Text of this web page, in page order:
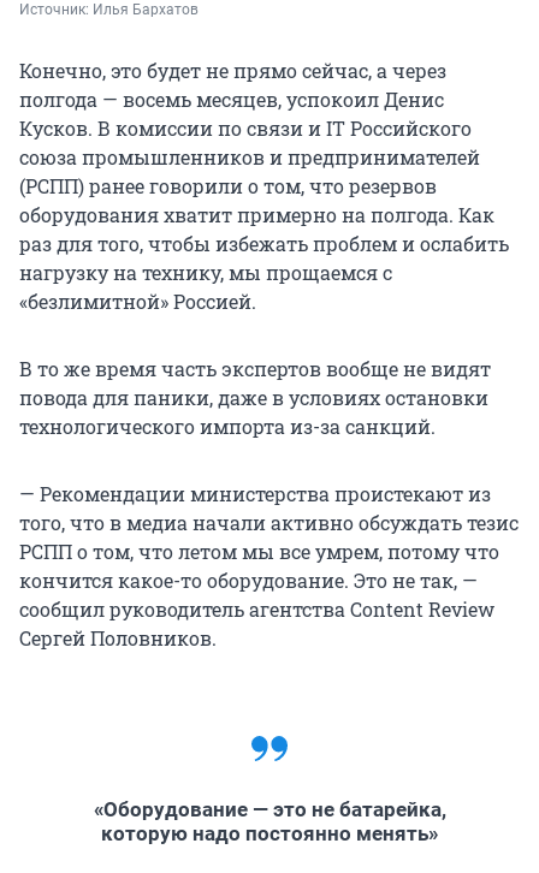
Источник: Илья Бархатов
Конечно, это будет не прямо сейчас, а через
полгода — восемь месяцев, успокоил Денис
Кусков. В комиссии по связи и IT Российского
союза промышленников и предпринимателей
(РСПП) ранее говорили о том, что резервов
оборудования хватит примерно на полгода. Как
раз для того, чтобы избежать проблем и ослабить
нагрузку на технику, мы прощаемся с
«безлимитной» Россией.
В то же время часть экспертов вообще не видят
повода для паники, даже в условиях остановки
технологического импорта из-за санкций.
— Рекомендации министерства проистекают из
того, что в медиа начали активно обсуждать тезис
РСПП о том, что летом мы все умрем, потому что
кончится какое-то оборудование. Это не так, —
сообщил руководитель агентства Content Review
Сергей Половников.
«Оборудование — это не батарейка,
которую надо постоянно менять»